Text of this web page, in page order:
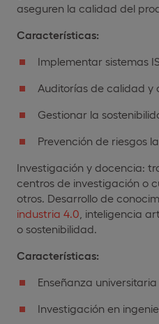
aseguren la calidad del
Características:
Implementar sistemas
Auditorías de calidad y
Gestionar la
Prevención de riesgos
Investigación y docencia:
centros de investigación o
otros. Desarrollo de
industria 4.0 , inteligencia
o sostenibilidad.
Características:
Enseñanza
Investigación en